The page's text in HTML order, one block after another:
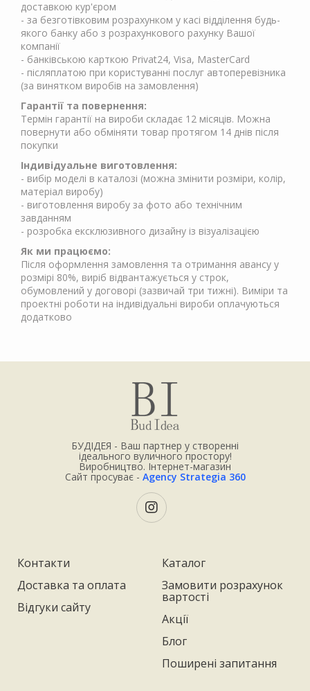
доставкою кур'єром
- за безготівковим розрахунком у касі відділення будь-
якого банку або з розрахункового рахунку Вашої
компанії
- банківською карткою Privat24, Visa, MasterCard
- післяплатою при користуванні послуг автоперевізника
(за винятком виробів на замовлення)
Гарантії та повернення:
Термін гарантії на вироби складає 12 місяців. Можна
повернути або обміняти товар протягом 14 днів після
покупки
Індивідуальне виготовлення:
- вибір моделі в каталозі (можна змінити розміри, колір,
матеріал виробу)
- виготовлення виробу за фото або технічним
завданням
- розробка ексклюзивного дизайну із візуалізацією
Як ми працюємо:
Після оформлення замовлення та отримання авансу у
розмірі 80%, виріб відвантажується у строк,
обумовлений у договорі (зазвичай три тижні). Виміри та
проектні роботи на індивідуальні вироби оплачуються
додатково
БУДІДЕЯ - Ваш партнер у створенні
ідеального вуличного простору!
Виробництво. Інтернет-магазин
Сайт просуває - Agency Strategia 360
Контакти
Доставка та оплата
Відгуки сайту
Каталог
Замовити розрахунок
вартості
Акції
Блог
Поширені запитання